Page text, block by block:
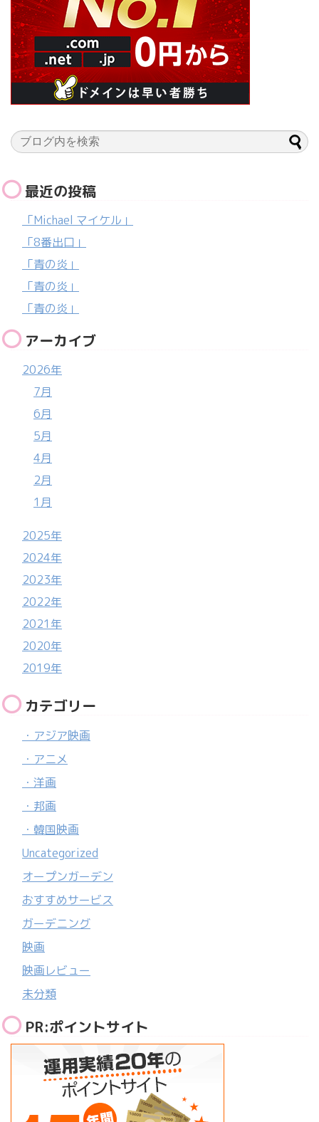
最近の投稿
「Michael マイケル」
「8番出口」
「青の炎」
「青の炎」
「青の炎」
アーカイブ
2026年
7月
6月
5月
4月
2月
1月
2025年
2024年
2023年
2022年
2021年
2020年
2019年
カテゴリー
・アジア映画
・アニメ
・洋画
・邦画
・韓国映画
Uncategorized
オープンガーデン
おすすめサービス
ガーデニング
映画
映画レビュー
未分類
PR:ポイントサイト